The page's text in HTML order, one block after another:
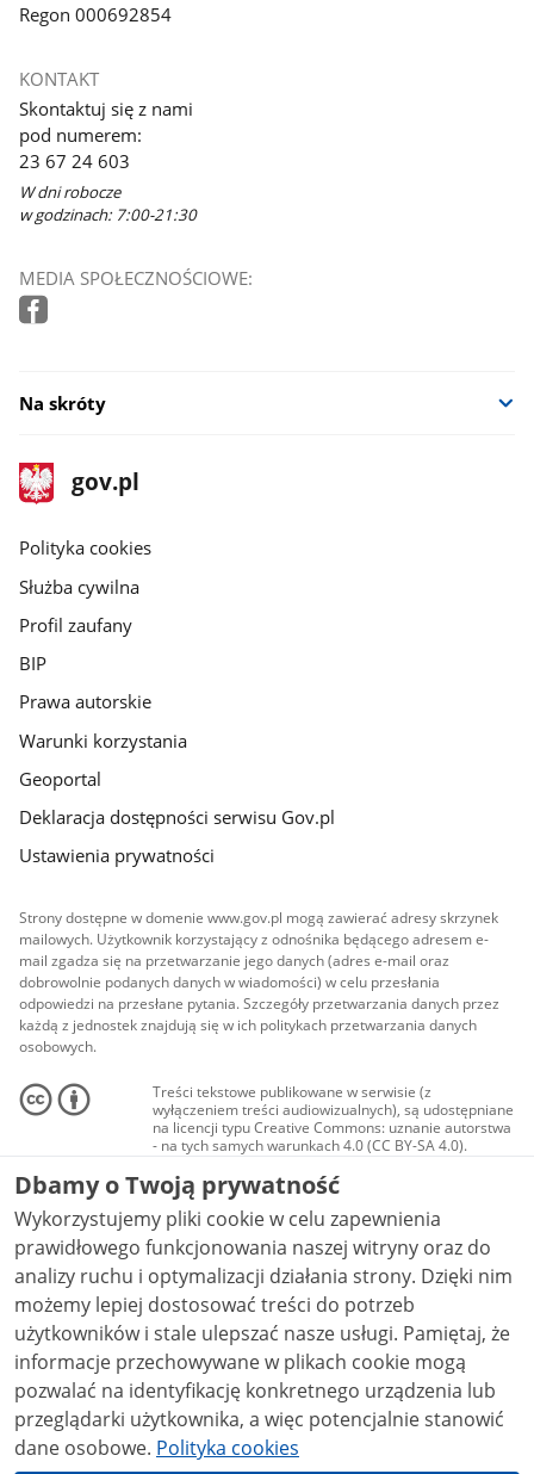
Regon 000692854
KONTAKT
Skontaktuj się z nami
pod numerem:
23 67 24 603
W dni robocze
w godzinach: 7:00-21:30
MEDIA SPOŁECZNOŚCIOWE:
Na skróty
stopka
gov.pl
Strona
gov.pl
gov.pl
Polityka cookies
Służba cywilna
Profil zaufany
BIP
Prawa autorskie
Warunki korzystania
Geoportal
Deklaracja dostępności serwisu Gov.pl
Ustawienia prywatności
Strony dostępne w domenie www.gov.pl mogą zawierać adresy skrzynek
mailowych. Użytkownik korzystający z odnośnika będącego adresem e-
mail zgadza się na przetwarzanie jego danych (adres e-mail oraz
dobrowolnie podanych danych w wiadomości) w celu przesłania
odpowiedzi na przesłane pytania. Szczegóły przetwarzania danych przez
każdą z jednostek znajdują się w ich politykach przetwarzania danych
osobowych.
Treści tekstowe publikowane w serwisie (z
wyłączeniem treści audiowizualnych), są udostępniane
na licencji typu Creative Commons: uznanie autorstwa
- na tych samych warunkach 4.0 (CC BY-SA 4.0).
Materiały audiowizualne, w tym zdjęcia, materiały
audio i wideo, są udostępniane na licencji typu
Creative Commons: uznanie autorstwa użycie
niekomercyjne - bez utworów zależnych 4.0 (CC BY-
NC-ND 4.0), o ile nie jest to stwierdzone inaczej.
Dbamy o Twoją prywatność
Wykorzystujemy pliki cookie w celu zapewnienia
prawidłowego funkcjonowania naszej witryny oraz do
analizy ruchu i optymalizacji działania strony. Dzięki nim
możemy lepiej dostosować treści do potrzeb
użytkowników i stale ulepszać nasze usługi. Pamiętaj, że
informacje przechowywane w plikach cookie mogą
pozwalać na identyfikację konkretnego urządzenia lub
przeglądarki użytkownika, a więc potencjalnie stanowić
dane osobowe. Polityka cookies